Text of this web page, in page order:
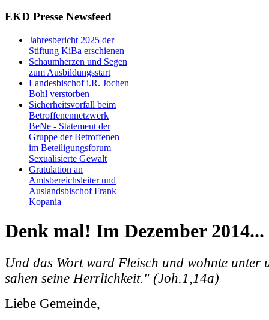
EKD Presse Newsfeed
Jahresbericht 2025 der
Stiftung KiBa erschienen
Schaumherzen und Segen
zum Ausbildungsstart
Landesbischof i.R. Jochen
Bohl verstorben
Sicherheitsvorfall beim
Betroffenennetzwerk
BeNe - Statement der
Gruppe der Betroffenen
im Beteiligungsforum
Sexualisierte Gewalt
Gratulation an
Amtsbereichsleiter und
Auslandsbischof Frank
Kopania
Denk mal! Im Dezember 2014...
Und das Wort ward Fleisch und wohnte unter
sahen seine Herrlichkeit." (Joh.1,14a)
Liebe Gemeinde,